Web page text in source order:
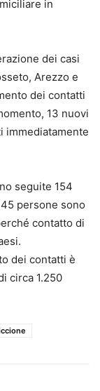
in
dei casi
Arezzo e
dei contatti
13 nuovi
immediatamente
seguite 154
persone sono
contatto di
dei contatti è
circa 1.250